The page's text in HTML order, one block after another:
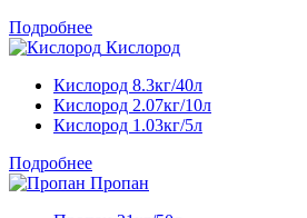
Подробнее
Кислород
Кислород 8.3кг/40л
Кислород 2.07кг/10л
Кислород 1.03кг/5л
Подробнее
Пропан